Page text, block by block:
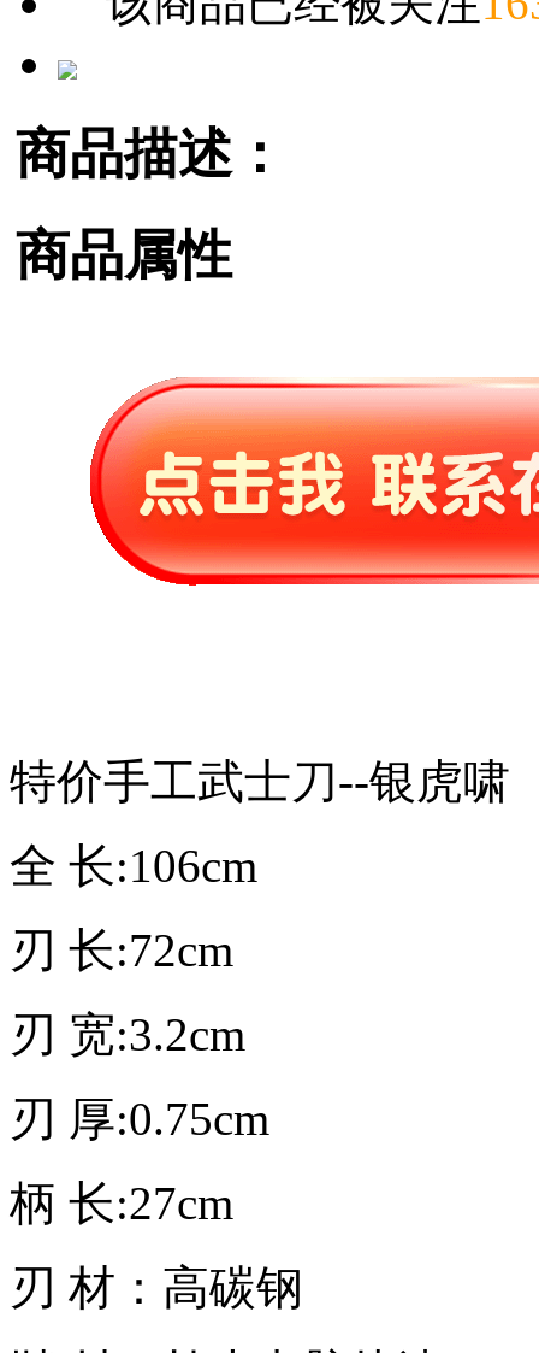
商品描述：
商品属性
特价手工武士刀--银虎啸
全 长:106cm
刃 长:72cm
刃 宽:3.2cm
刃 厚:0.75cm
柄 长:27cm
刃 材：高碳钢